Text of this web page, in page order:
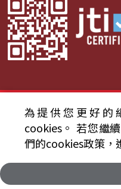
© 2024財團法人
資通安全政策聲明
為提供您更好的
cookies。 若您繼
們的cookies政策，